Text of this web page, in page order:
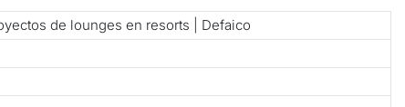
de lounges en resorts | Defaico